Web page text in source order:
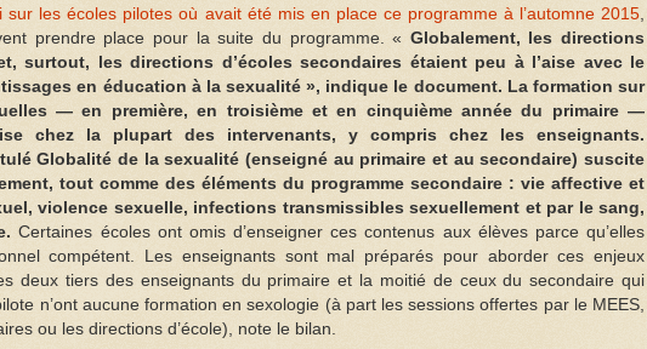
sur les écoles pilotes où avait été mis en place ce programme à l’automne 2015
prendre place pour la suite du programme. « Globalement, les directions
surtout, les directions d’écoles secondaires étaient peu à l’aise avec le
en éducation à la sexualité », indique le document. La formation sur
— en première, en troisième et en cinquième année du primaire —
chez la plupart des intervenants, y compris chez les enseignants.
Globalité de la sexualité (enseigné au primaire et au secondaire) suscite
tout comme des éléments du programme secondaire : vie affective et
violence sexuelle, infections transmissibles sexuellement et par le sang,
Certaines écoles ont omis d’enseigner ces contenus aux élèves parce qu’elles
compétent. Les enseignants sont mal préparés pour aborder ces enjeux
deux tiers des enseignants du primaire et la moitié de ceux du secondaire qui
n’ont aucune formation en sexologie (à part les sessions offertes par le MEES,
ou les directions d’école), note le bilan.